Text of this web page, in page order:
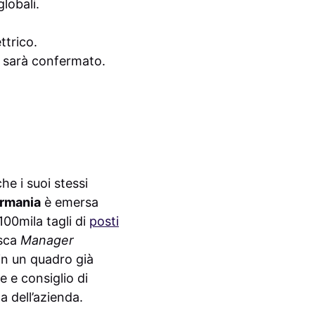
confermato.
i suoi stessi
è emersa
tagli di posti
Manager
un quadro già
e consiglio di
dell’azienda.